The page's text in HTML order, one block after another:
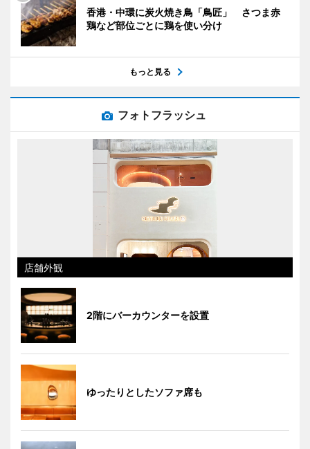
香港・中環に炭火焼き鳥「鳥匠」 さつま赤
鶏など部位ごとに鶏を使い分け
もっと見る
フォトフラッシュ
店舗外観
2階にバーカウンターを設置
ゆったりとしたソファ席も